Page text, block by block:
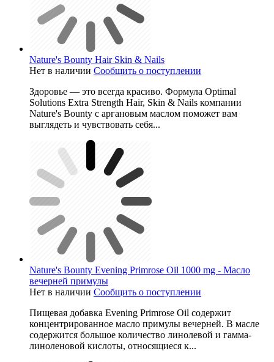
Nature's Bounty Hair Skin & Nails
Нет в наличии Сообщить о поступлении
Здоровье — это всегда красиво. Формула Optimal
Solutions Extra Strength Hair, Skin & Nails компании
Nature's Bounty с аргановым маслом поможет вам
выглядеть и чувствовать себя...
Nature's Bounty Evening Primrose Oil 1000 mg - Масло
вечерней примулы
Нет в наличии Сообщить о поступлении
Пищевая добавка Evening Primrose Oil содержит
концентрированное масло примулы вечерней. В масле
содержится большое количество линолевой и гамма-
линоленовой кислоты, относящиеся к...